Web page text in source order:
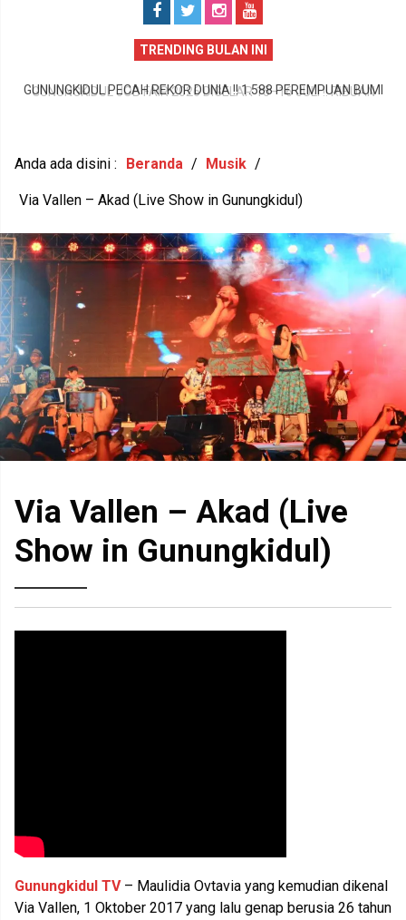
TRENDING BULAN INI
GUNUNGKIDUL PECAH REKOR DUNIA !! 1.588 PEREMPUAN BUMI
Anda ada disini : Beranda / Musik /
Via Vallen – Akad (Live Show in Gunungkidul)
Via Vallen – Akad (Live
Show in Gunungkidul)
Gunungkidul TV– Maulidia Ovtavia yang kemudian dikenal
Via Vallen, 1 Oktober 2017 yang lalu genap berusia 26 tahun